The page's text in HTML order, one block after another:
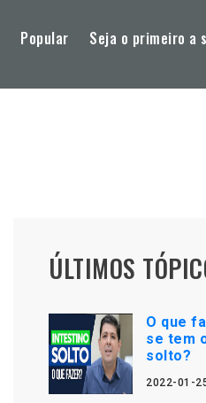
Popular Seja o primeiro a
ÚLTIMOS
O que
se tem
solto?
2022-01-